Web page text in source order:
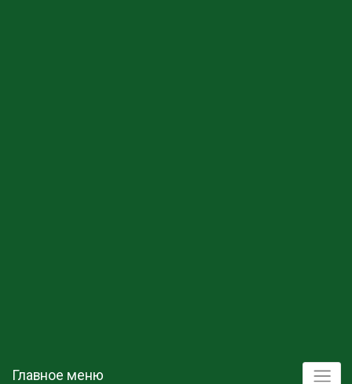
Главное меню